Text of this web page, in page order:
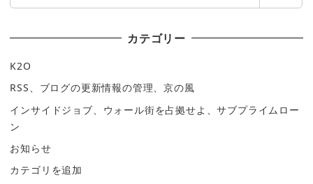
カテゴリー
K2O
RSS、ブログの更新情報の管理、京の風
インサイドジョブ、ウォール街を占拠せよ、サブプライムロー
ン
お知らせ
カテゴリを追加